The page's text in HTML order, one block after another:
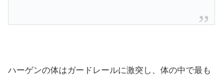
ハーゲンの体はガードレールに激突し、体の中で最も